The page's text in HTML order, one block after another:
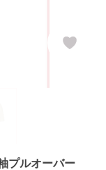
プルオーバー